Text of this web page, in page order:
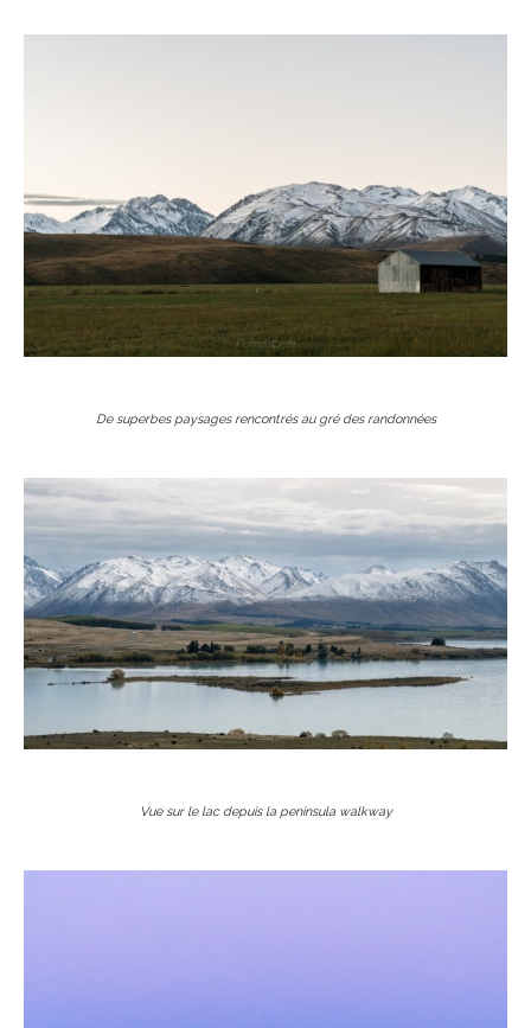
De superbes paysages rencontrés au gré des randonnées
Vue sur le lac depuis la peninsula walkway